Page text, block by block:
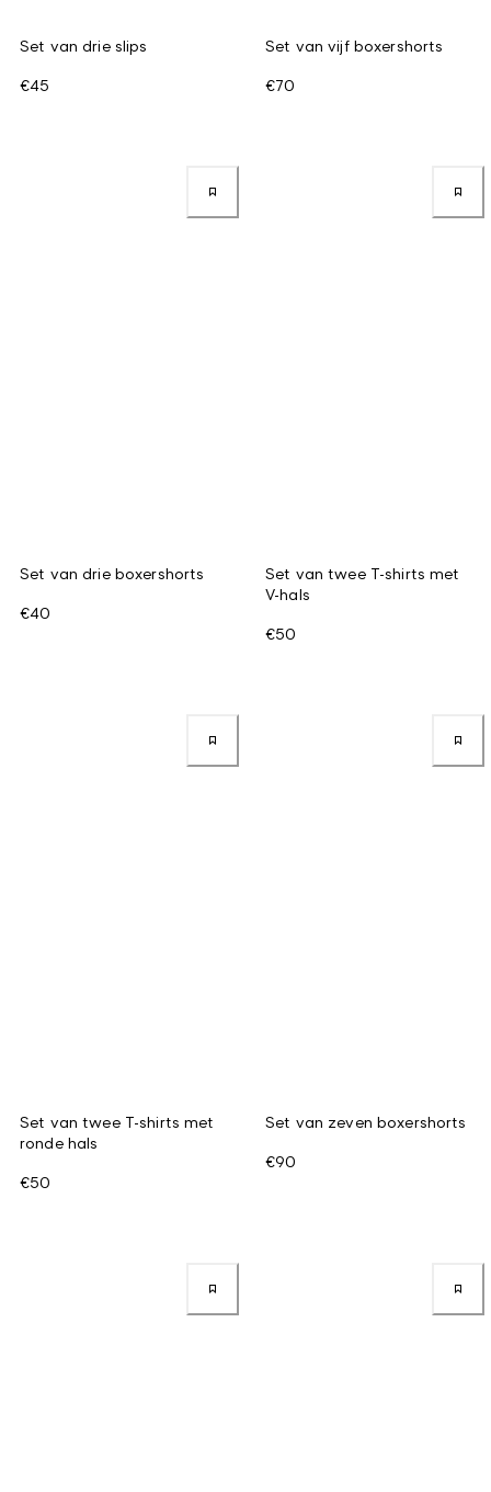
Set van drie slips
€45
Set van vijf boxershorts
€70
Set van drie boxershorts
€40
Set van twee T-shirts met
V-hals
€50
Set van twee T-shirts met
ronde hals
€50
Set van zeven boxershorts
€90